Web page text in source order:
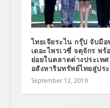
ไทยเจียระไน กรุ๊ป จับมื
เดอะไพรเวซี่ จตุจักร พ
ย่อยในตลาดต่างประเท
อสังหาริมทรัพย์ไทยสู่ปร
September 12, 2019